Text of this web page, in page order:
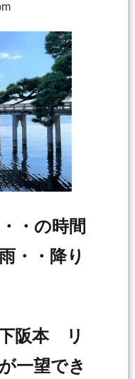
・の時間
・・降り
阪本 リ
一望でき